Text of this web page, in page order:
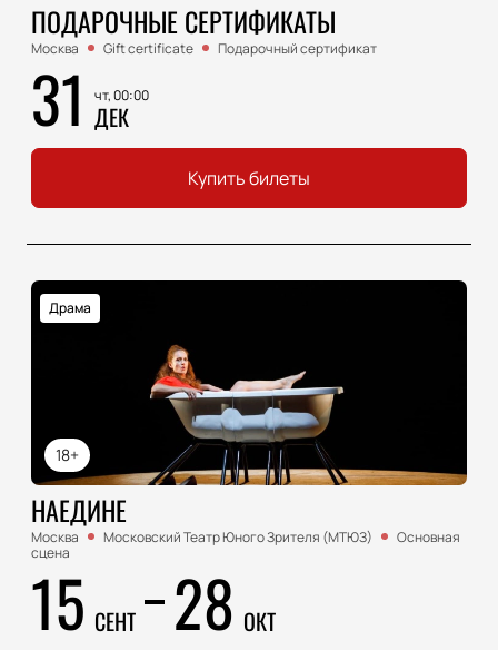
ПОДАРОЧНЫЕ СЕРТИФИКАТЫ
Москва Gift certificate Подарочный сертификат
31 чт, 00:00
ДЕК
Купить билеты
18+
Драма
НАЕДИНЕ
Москва Московский Театр Юного Зрителя (МТЮЗ)
Основная
сцена
15 СЕНТ 28 ОКТ